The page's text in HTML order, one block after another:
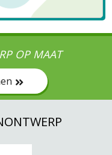
OP MAAT